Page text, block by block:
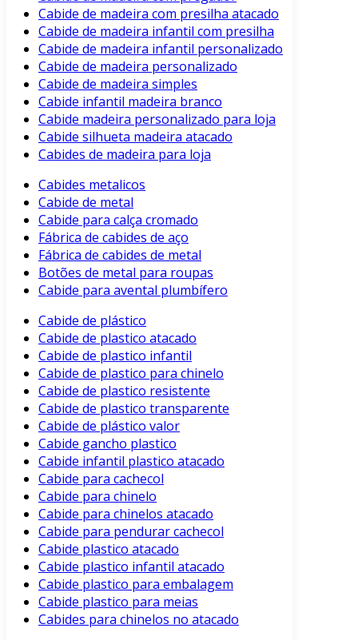
Cabide de madeira com presilha atacado
Cabide de madeira infantil com presilha
Cabide de madeira infantil personalizado
Cabide de madeira personalizado
Cabide de madeira simples
Cabide infantil madeira branco
Cabide madeira personalizado para loja
Cabide silhueta madeira atacado
Cabides de madeira para loja
Cabides metalicos
Cabide de metal
Cabide para calça cromado
Fábrica de cabides de aço
Fábrica de cabides de metal
Botões de metal para roupas
Cabide para avental plumbífero
Cabide de plástico
Cabide de plastico atacado
Cabide de plastico infantil
Cabide de plastico para chinelo
Cabide de plastico resistente
Cabide de plastico transparente
Cabide de plástico valor
Cabide gancho plastico
Cabide infantil plastico atacado
Cabide para cachecol
Cabide para chinelo
Cabide para chinelos atacado
Cabide para pendurar cachecol
Cabide plastico atacado
Cabide plastico infantil atacado
Cabide plastico para embalagem
Cabide plastico para meias
Cabides para chinelos no atacado